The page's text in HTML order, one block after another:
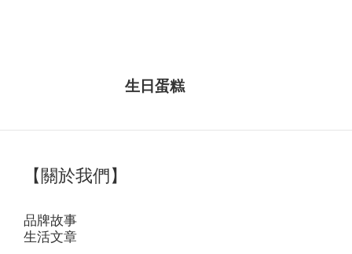
生日蛋糕
【關於我們】
品牌故事
生活文章